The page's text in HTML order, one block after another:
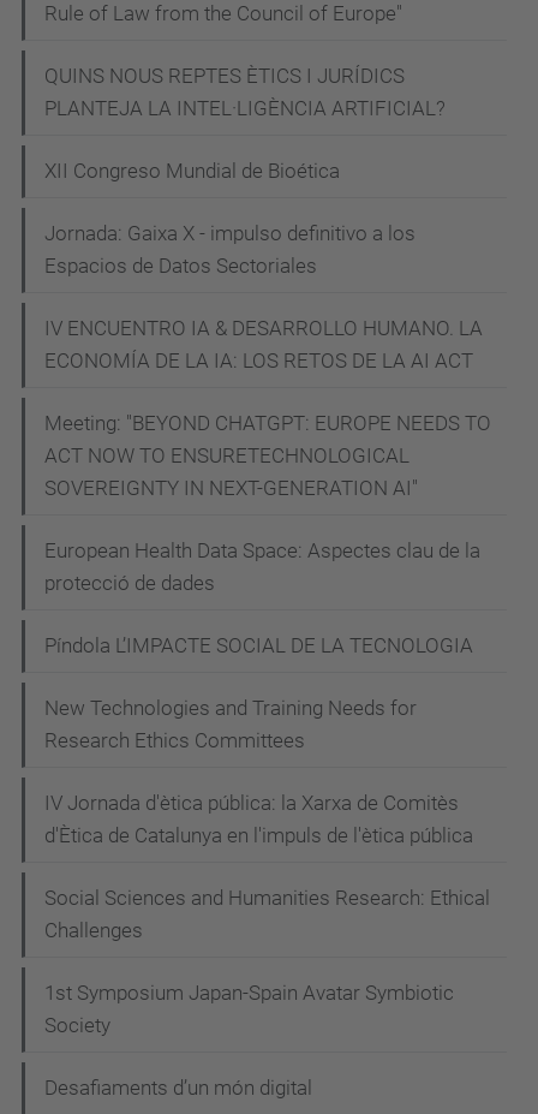
e
a
l
e
s
t
l
i
UPCArts:
'Com
Rule of Law from the Council of Europe"
QUINS NOUS REPTES ÈTICS I JURÍDICS
PLANTEJA LA INTEL·LIGÈNCIA ARTIFICIAL?
XII Congreso Mundial de Bioética
Jornada: Gaixa X - impulso definitivo a los
Espacios de Datos Sectoriales
IV ENCUENTRO IA & DESARROLLO HUMANO. LA
ECONOMÍA DE LA IA: LOS RETOS DE LA AI ACT
Meeting: "BEYOND CHATGPT: EUROPE NEEDS TO
ACT NOW TO ENSURETECHNOLOGICAL
SOVEREIGNTY IN NEXT-GENERATION AI"
European Health Data Space: Aspectes clau de la
protecció de dades
Píndola L’IMPACTE SOCIAL DE LA TECNOLOGIA
New Technologies and Training Needs for
Research Ethics Committees
IV Jornada d'ètica pública: la Xarxa de Comitès
d'Ètica de Catalunya en l'impuls de l'ètica pública
Social Sciences and Humanities Research: Ethical
Challenges
1st Symposium Japan-Spain Avatar Symbiotic
Society
Desafiaments d’un món digital